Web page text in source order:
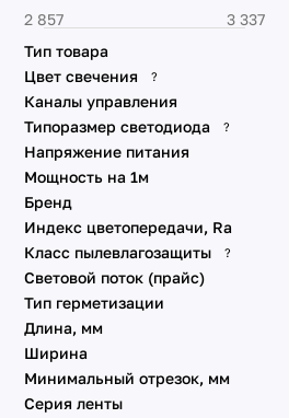
DMX
Динамические эффекты
Стабилизированные IC
Питание от сети 230V
Специализированные
Универсальные 48V 10
Универсальные 12V 8-10
Линейки SL
Аксессуары для
подключения
Тип товара
Цвет свечения
?
Каналы управления
Типоразмер светодиода
?
Напряжение питания
Мощность на 1м
Бренд
Индекс цветопередачи, Ra
Класс пылевлагозащиты
?
Световой поток (прайс)
Тип герметизации
Длина, мм
Ширина
Минимальный отрезок, мм
Серия ленты